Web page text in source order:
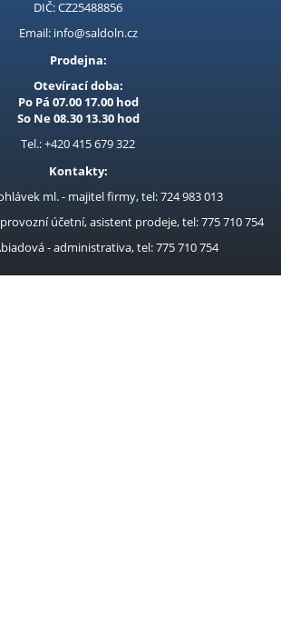
DIČ: CZ25488856
Email: info@saldoln.cz
Prodejna:
Otevírací doba:
Po Pá 07.00 17.00 hod
So Ne 08.30 13.30 hod
Tel.: +420 415 679 322
Kontakty:
ml. - majitel firmy, tel: 724 983 013
účetní, asistent prodeje, tel: 775 710 754
- administrativa, tel: 775 710 754